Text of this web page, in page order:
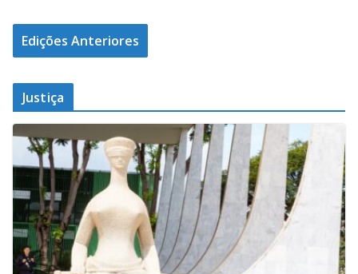
Edições Anteriores
Justiça